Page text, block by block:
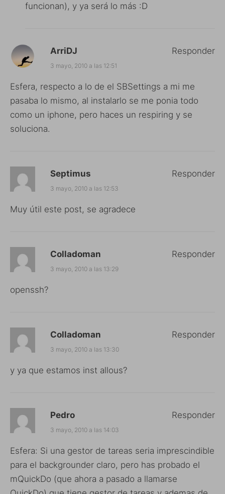
funcionan), y ya será lo más :D
ArriDJ
3 mayo, 2010 a las 12:51
Esfera, respecto a lo de el SBSettings a mi me
pasaba lo mismo, al instalarlo se me ponia todo
como un iphone, pero haces un respiring y se
soluciona.
Responder
Septimus
3 mayo, 2010 a las 12:53
Muy útil este post, se agradece
Responder
Colladoman
3 mayo, 2010 a las 13:29
openssh?
Responder
Colladoman
3 mayo, 2010 a las 13:30
y ya que estamos inst allous?
Responder
Pedro
3 mayo, 2010 a las 14:03
Esfera: Si una gestor de tareas seria imprescindible
para el backgrounder claro, pero has probado el
mQuickDo (que ahora a pasado a llamarse
Responder